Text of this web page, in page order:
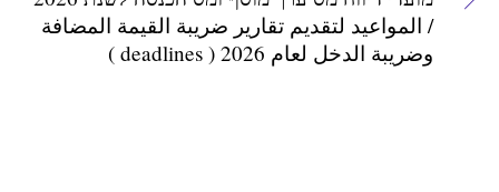
/ المواعيد لتقديم تقارير ضريبة القيمة المضافة
وضريبة الدخل لعام 2026 ( deadlines )